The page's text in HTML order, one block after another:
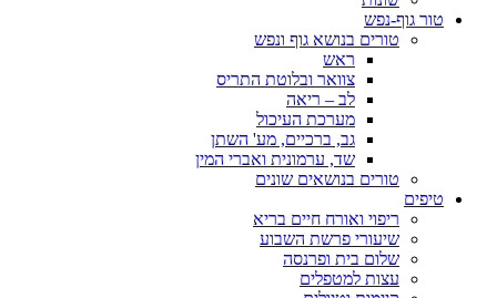
טור גוף-נפש
טורים בנושא גוף ונפש
ראש
צוואר ובלוטת התריס
לב – ריאה
מערכת העיכול
גב, ברכיים, מע' השתן
שד, ערמונית ואברי המין
טורים בנושאים שונים
טיפים
ריפוי ואורח חיים בריא
שיעורי פרשת השבוע
שלום בית ופרנסה
עצות למטפלים